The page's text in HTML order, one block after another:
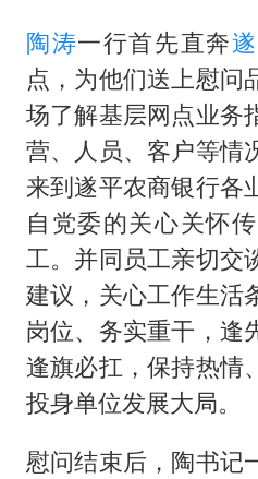
感觉全
奋进开
陶涛一行首先直奔
点，为他们送上慰问
场了解基层网点业务
营、人员、客户等情
来到遂平农商银行各
自党委的关心关怀
工。并同员工亲切交
建议，关心工作生活
岗位、务实重干，逢
逢旗必扛，保持热情
投身单位发展大局。
慰问结束后，陶书记